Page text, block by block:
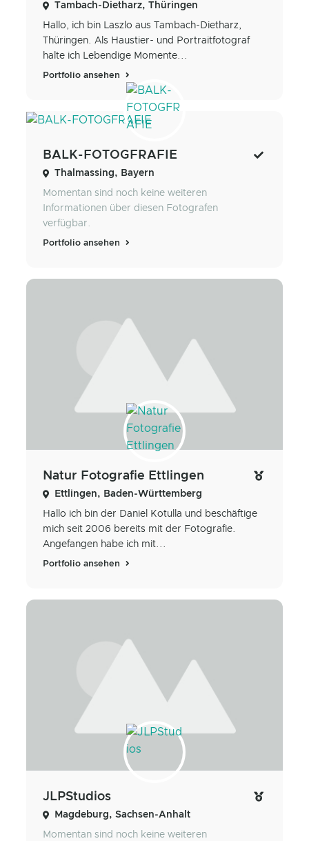
Tambach-Dietharz, Thüringen
Hallo, ich bin Laszlo aus Tambach-Dietharz,
Thüringen. Als Haustier- und Portraitfotograf
halte ich Lebendige Momente...
Portfolio ansehen
BALK-FOTOGFRAFIE
Thalmassing, Bayern
Momentan sind noch keine weiteren
Informationen über diesen Fotografen
verfügbar.
Portfolio ansehen
Natur Fotografie Ettlingen
Ettlingen, Baden-Württemberg
Hallo ich bin der Daniel Kotulla und beschäftige
mich seit 2006 bereits mit der Fotografie.
Angefangen habe ich mit...
Portfolio ansehen
JLPStudios
Magdeburg, Sachsen-Anhalt
Momentan sind noch keine weiteren